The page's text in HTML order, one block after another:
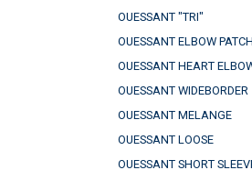
OUESSANT "TRI"
OUESSANT ELBOW PATCH
OUESSANT HEART
OUESSANT WIDEBORDER
OUESSANT MELANGE
OUESSANT LOOSE
OUESSANT SHORT